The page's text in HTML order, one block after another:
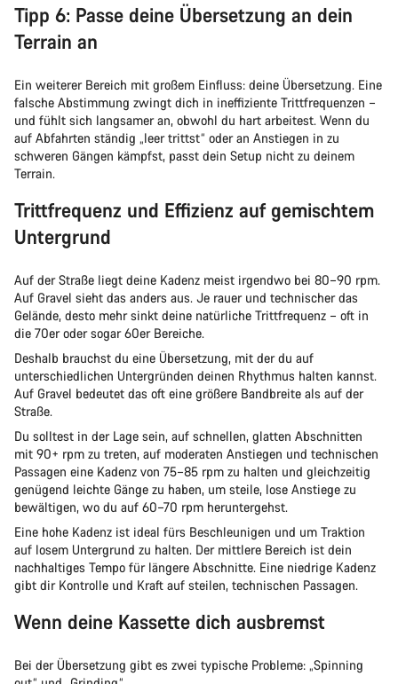
Tipp 6: Passe deine Übersetzung an dein
Terrain an
Ein weiterer Bereich mit großem Einfluss: deine Übersetzung. Eine
falsche Abstimmung zwingt dich in ineffiziente Trittfrequenzen –
und fühlt sich langsamer an, obwohl du hart arbeitest. Wenn du
auf Abfahrten ständig „leer trittst“ oder an Anstiegen in zu
schweren Gängen kämpfst, passt dein Setup nicht zu deinem
Terrain.
Trittfrequenz und Effizienz auf gemischtem
Untergrund
Auf der Straße liegt deine Kadenz meist irgendwo bei 80–90 rpm.
Auf Gravel sieht das anders aus. Je rauer und technischer das
Gelände, desto mehr sinkt deine natürliche Trittfrequenz – oft in
die 70er oder sogar 60er Bereiche.
Deshalb brauchst du eine Übersetzung, mit der du auf
unterschiedlichen Untergründen deinen Rhythmus halten kannst.
Auf Gravel bedeutet das oft eine größere Bandbreite als auf der
Straße.
Du solltest in der Lage sein, auf schnellen, glatten Abschnitten
mit 90+ rpm zu treten, auf moderaten Anstiegen und technischen
Passagen eine Kadenz von 75–85 rpm zu halten und gleichzeitig
genügend leichte Gänge zu haben, um steile, lose Anstiege zu
bewältigen, wo du auf 60–70 rpm heruntergehst.
Eine hohe Kadenz ist ideal fürs Beschleunigen und um Traktion
auf losem Untergrund zu halten. Der mittlere Bereich ist dein
nachhaltiges Tempo für längere Abschnitte. Eine niedrige Kadenz
gibt dir Kontrolle und Kraft auf steilen, technischen Passagen.
Wenn deine Kassette dich ausbremst
Bei der Übersetzung gibt es zwei typische Probleme: „Spinning